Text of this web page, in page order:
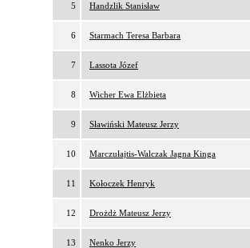
5 Handzlik Stanisław
6 Starmach Teresa Barbara
7 Lassota Józef
8 Wicher Ewa Elżbieta
9 Sławiński Mateusz Jerzy
10 Marczułajtis-Walczak Jagna Kinga
11 Kołoczek Henryk
12 Drożdż Mateusz Jerzy
13 Nenko Jerzy